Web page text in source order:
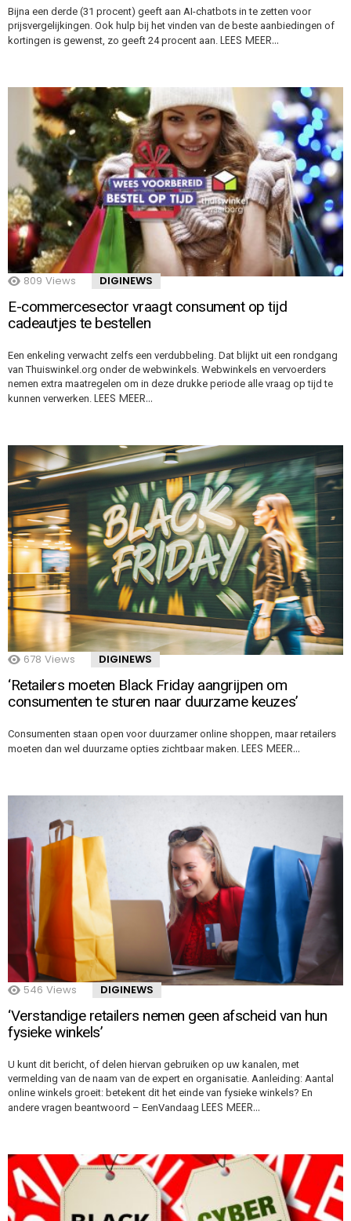
Bijna een derde (31 procent) geeft aan AI-chatbots in te zetten voor
prijsvergelijkingen. Ook hulp bij het vinden van de beste aanbiedingen of
kortingen is gewenst, zo geeft 24 procent aan. LEES MEER…
809 Views DIGINEWS
E-commercesector vraagt consument op tijd
cadeautjes te bestellen
Een enkeling verwacht zelfs een verdubbeling. Dat blijkt uit een rondgang
van Thuiswinkel.org onder de webwinkels. Webwinkels en vervoerders
nemen extra maatregelen om in deze drukke periode alle vraag op tijd te
kunnen verwerken. LEES MEER…
678 Views DIGINEWS
‘Retailers moeten Black Friday aangrijpen om
consumenten te sturen naar duurzame keuzes’
Consumenten staan open voor duurzamer online shoppen, maar retailers
moeten dan wel duurzame opties zichtbaar maken. LEES MEER…
546 Views DIGINEWS
‘Verstandige retailers nemen geen afscheid van hun
fysieke winkels’
U kunt dit bericht, of delen hiervan gebruiken op uw kanalen, met
vermelding van de naam van de expert en organisatie. Aanleiding: Aantal
online winkels groeit: betekent dit het einde van fysieke winkels? En
andere vragen beantwoord – EenVandaag LEES MEER…